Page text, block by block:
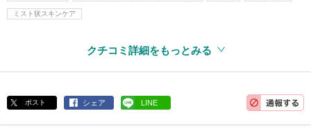
ミスト状スキンケア
クチコミ詳細をもっとみる
ポスト シェア LINE